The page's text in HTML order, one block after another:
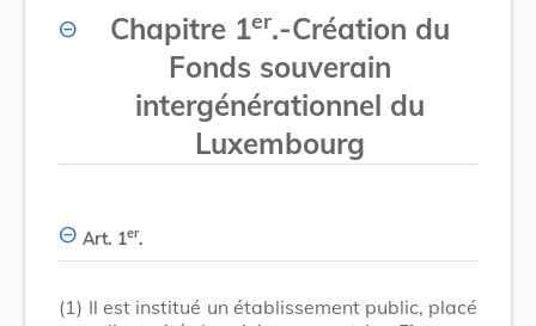
Chapitre 1er.-Création du
Fonds souverain
intergénérationnel du
Luxembourg
Art. 1er.
(1) Il est institué un établissement public, placé